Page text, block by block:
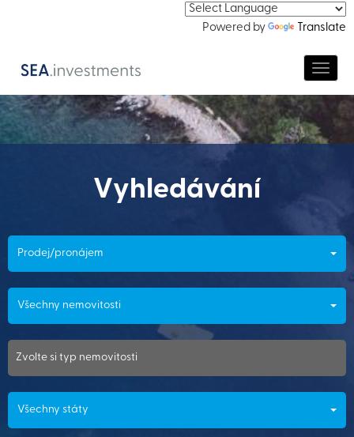
Powered by Translate
Vyhledávání
Prodej/pronájem
Všechny nemovitosti
Zvolte si typ nemovitosti
Všechny státy